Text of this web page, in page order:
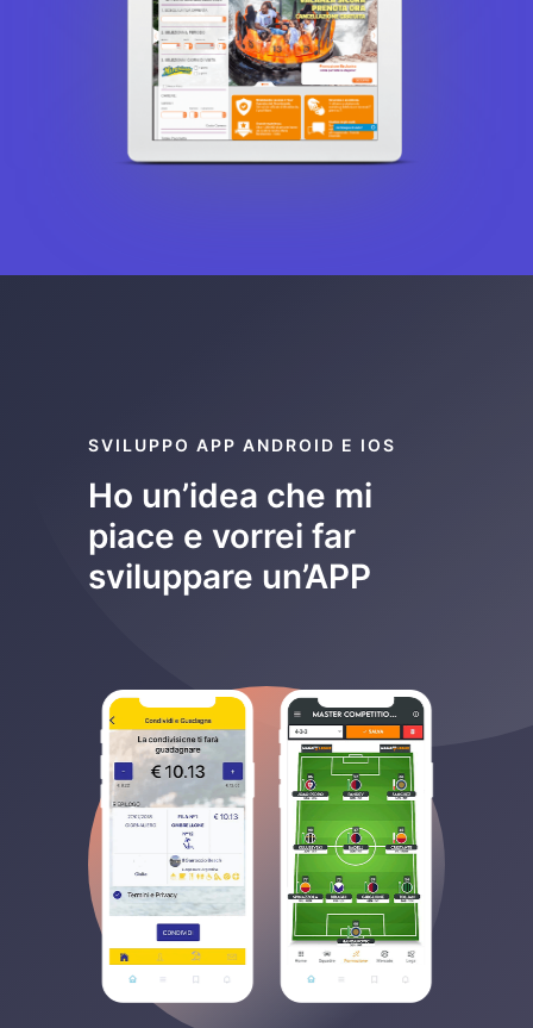
SVILUPPO APP ANDROID E IOS
Ho un’idea che mi
piace e vorrei far
sviluppare un’APP